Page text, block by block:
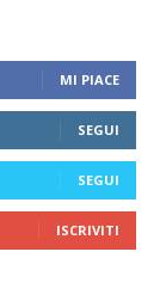
MI PIACE
SEGUI
SEGUI
ISCRIVITI